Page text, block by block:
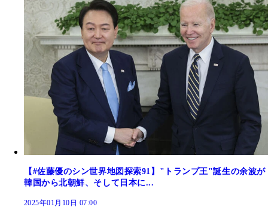
【#佐藤優のシン世界地図探索91】"トランプ王"誕生の余波が
韓国から北朝鮮、そして日本に...
2025年01月10日 07:00